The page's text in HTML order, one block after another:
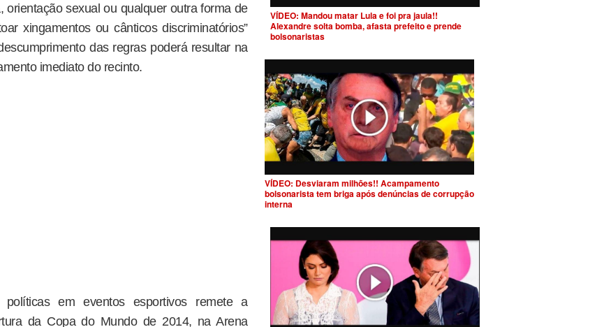
orientação sexual ou qualquer outra forma de
xingamentos ou cânticos discriminatórios”
das regras poderá resultar na
imediato do recinto.
políticas em eventos esportivos remete a
da Copa do Mundo de 2014, na Arena
VÍDEO: Mandou matar Lula e foi pra jaula!!
Alexandre solta bomba, afasta prefeito e prende
bolsonaristas
VÍDEO: Desviaram milhões!! Acampamento
bolsonarista tem briga após denúncias de corrupção
interna